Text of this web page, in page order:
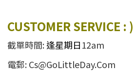
CUSTOMER SERVICE : )
截單時間:逢星期日12am
電郵: Cs@GoLittleDay.Com